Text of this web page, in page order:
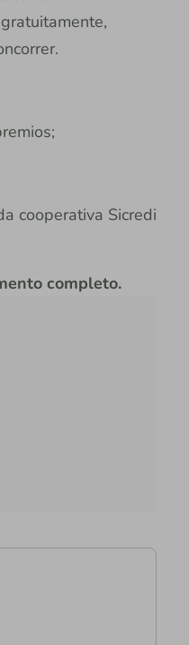
cooperativa Sicredi
completo.